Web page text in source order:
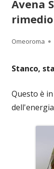
Avena
Autore
Omeoroma
Stanco,
Questo è